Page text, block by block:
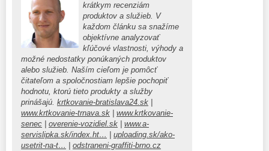
krátkym recenziám
produktov a služieb. V
každom článku sa snažíme
objektívne analyzovať
kľúčové vlastnosti, výhody a
možné nedostatky ponúkaných produktov
alebo služieb. Naším cieľom je pomôcť
čitateľom a spoločnostiam lepšie pochopiť
hodnotu, ktorú tieto produkty a služby
prinášajú. krtkovanie-bratislava24.sk
www.krtkovanie-trnava.sk
www.krtkovanie-
senec
overenie-vozidiel.sk
www.a-
servislipka.sk/index.ht…
uploading.sk/ako-
usetrit-na-t…
odstraneni-graffiti-brno.cz